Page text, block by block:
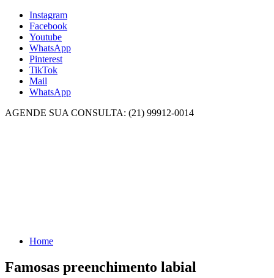
Instagram
Facebook
Youtube
WhatsApp
Pinterest
TikTok
Mail
WhatsApp
AGENDE SUA CONSULTA: (21) 99912-0014
Home
Famosas preenchimento labial